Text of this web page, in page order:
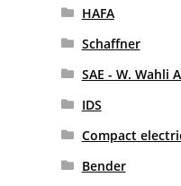
HAFA
Schaffner
SAE - W. Wahli
IDS
Compact
Bender